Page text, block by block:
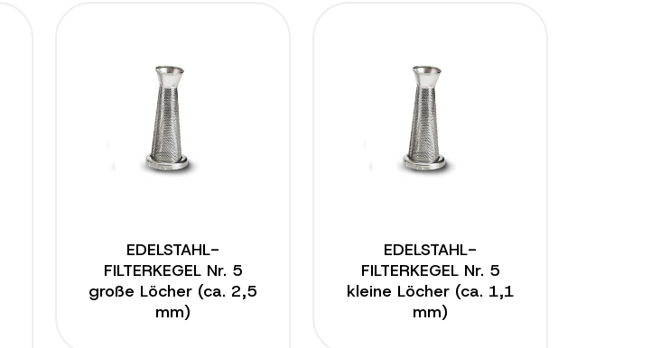
EDELSTAHL-
FILTERKEGEL Nr. 5
große Löcher (ca. 2,5
mm)
EDELSTAHL-
FILTERKEGEL Nr. 5
kleine Löcher (ca. 1,1
mm)